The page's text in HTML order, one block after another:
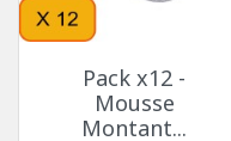
Pack x12 -
Mousse
Montant...